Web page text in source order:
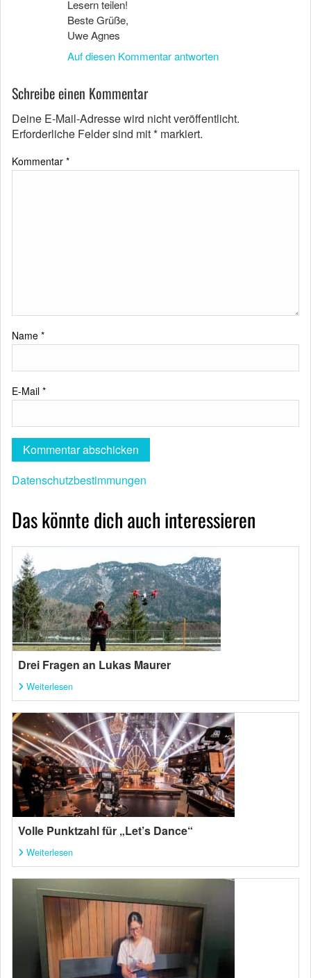
Lesern teilen!
Beste Grüße,
Uwe Agnes
Auf diesen Kommentar antworten
Schreibe einen Kommentar
Deine E-Mail-Adresse wird nicht veröffentlicht.
Erforderliche Felder sind mit* markiert.
Kommentar *
Name *
E-Mail *
Datenschutzbestimmungen
Das könnte dich auch interessieren
Drei Fragen an Lukas Maurer
Weiterlesen
Volle Punktzahl für „Let’s Dance“
Weiterlesen